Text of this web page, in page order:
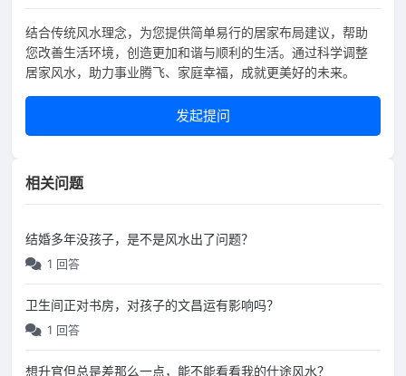
结合传统风水理念，为您提供简单易行的居家布局建议，帮助
您改善生活环境，创造更加和谐与顺利的生活。通过科学调整
居家风水，助力事业腾飞、家庭幸福，成就更美好的未来。
发起提问
相关问题
结婚多年没孩子，是不是风水出了问题？
1 回答
卫生间正对书房，对孩子的文昌运有影响吗？
1 回答
想升官但总是差那么一点，能不能看看我的仕途风水？